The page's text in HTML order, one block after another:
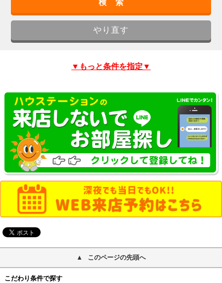
▼もっと条件を指定▼
このページの先頭へ
こだわり条件で探す